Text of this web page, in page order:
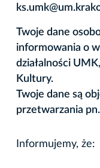
Twoje dane
informowania o
działalności
Kultury.
Twoje dane są
przetwarzania
Informujemy, że: